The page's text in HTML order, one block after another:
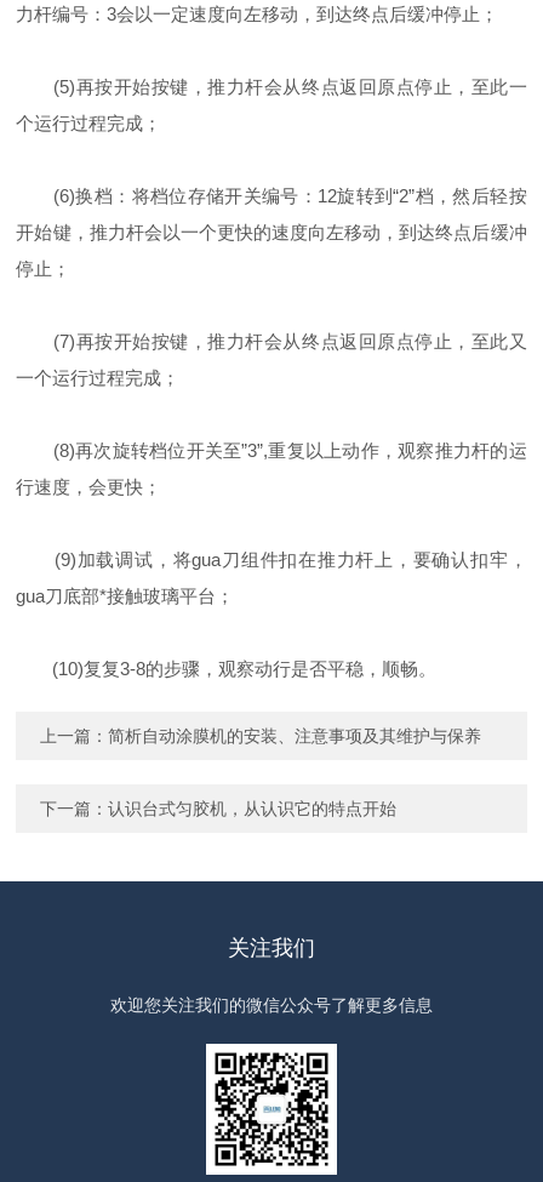
力杆编号：3会以一定速度向左移动，到达终点后缓冲停止；
(5)再按开始按键，推力杆会从终点返回原点停止，至此一
个运行过程完成；
(6)换档：将档位存储开关编号：12旋转到“2”档，然后轻按
开始键，推力杆会以一个更快的速度向左移动，到达终点后缓冲
停止；
(7)再按开始按键，推力杆会从终点返回原点停止，至此又
一个运行过程完成；
(8)再次旋转档位开关至”3”,重复以上动作，观察推力杆的运
行速度，会更快；
(9)加载调试，将gua刀组件扣在推力杆上，要确认扣牢，
gua刀底部*接触玻璃平台；
(10)复复3-8的步骤，观察动行是否平稳，顺畅。
上一篇：简析自动涂膜机的安装、注意事项及其维护与保养
下一篇：认识台式匀胶机，从认识它的特点开始
关注我们
欢迎您关注我们的微信公众号了解更多信息